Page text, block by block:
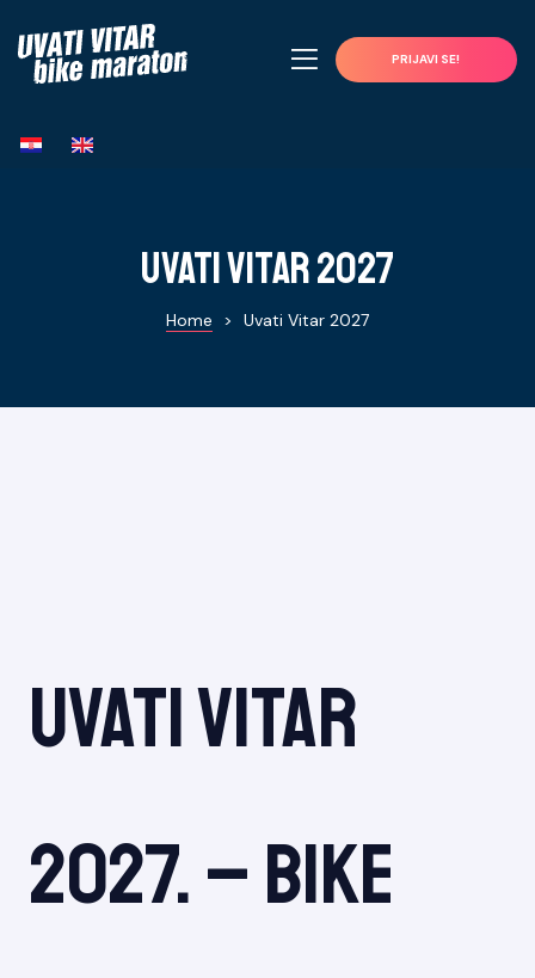
PRIJAVI SE!
Uvati Vitar 2027
Home > Uvati Vitar 2027
Uvati vitar
2027. – bike